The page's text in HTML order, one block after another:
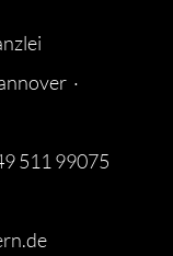
·
511 99075